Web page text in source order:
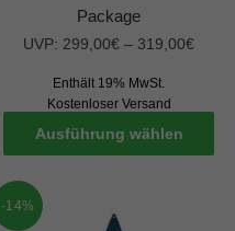
Package
UVP: 299,00€ – 319,00€
Enthält 19% MwSt.
Kostenloser Versand
Ausführung wählen
-14%